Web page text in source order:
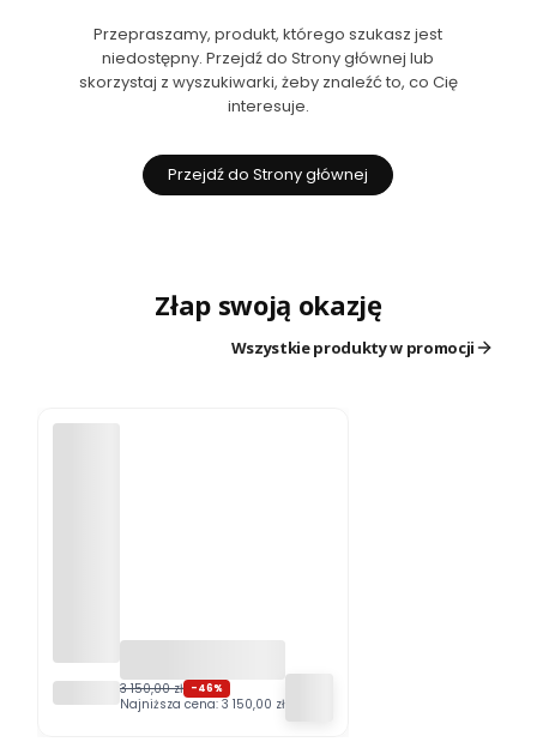
Przepraszamy, produkt, którego szukasz jest
niedostępny. Przejdź do Strony głównej lub
skorzystaj z wyszukiwarki, żeby znaleźć to, co Cię
interesuje.
Przejdź do Strony głównej
Złap swoją okazję
Wszystkie produkty w promocji
T]
3 150,00 zł -46%
Najniższa cena: 3 150,00 zł